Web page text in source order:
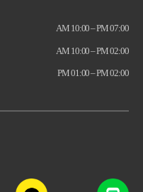
AM 10:00 – PM 07:00
AM 10:00 – PM 02:00
PM 01:00 – PM 02:00